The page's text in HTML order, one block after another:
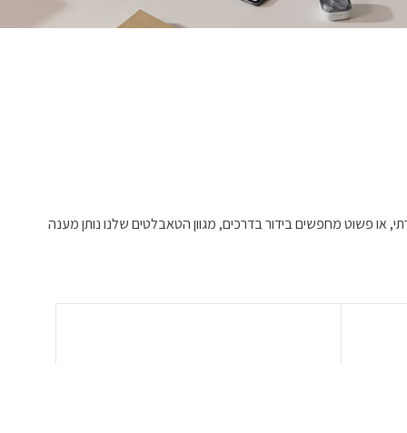
או פשוט מחפשים בידור בדרכים, מגוון הטאבלטים שלנו נותן מענה